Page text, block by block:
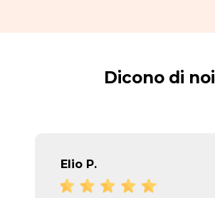
Dicono di noi
Elio P.